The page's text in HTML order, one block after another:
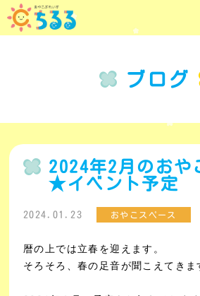
ブログ
2024年2月のおや
★イベント予定
2024.01.23 おやこスペース
暦の上では立春を迎えます。
そろそろ、春の足音が聞こえてきま